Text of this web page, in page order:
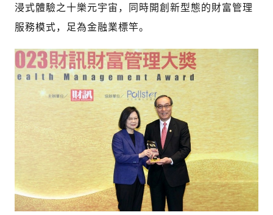
浸式體驗之十樂元宇宙，同時開創新型態的財富管理
服務模式，足為金融業標竿。